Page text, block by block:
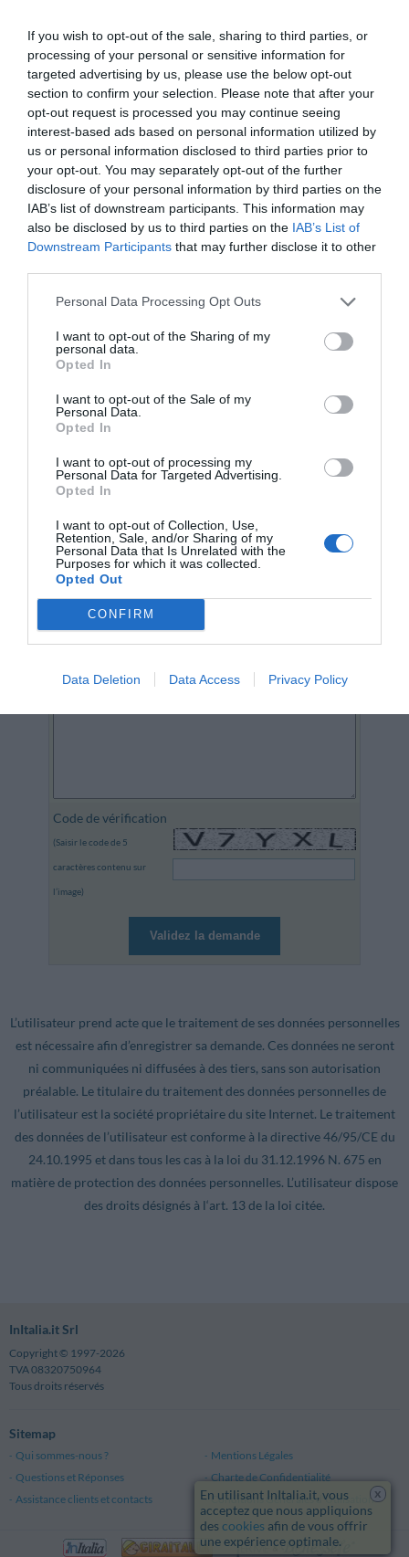
If you wish to opt-out of the sale, sharing to third parties, or
processing of your personal or sensitive information for
targeted advertising by us, please use the below opt-out
section to confirm your selection. Please note that after your
opt-out request is processed you may continue seeing
interest-based ads based on personal information utilized by
us or personal information disclosed to third parties prior to
your opt-out. You may separately opt-out of the further
disclosure of your personal information by third parties on the
IAB’s list of downstream participants. This information may
also be disclosed by us to third parties on the IAB’s List of
Downstream Participants that may further disclose it to other
Personal Data Processing Opt Outs
I want to opt-out of the Sharing of my
personal data.
Opted In
I want to opt-out of the Sale of my
Personal Data.
Opted In
I want to opt-out of processing my
Personal Data for Targeted Advertising.
Opted In
I want to opt-out of Collection, Use,
Retention, Sale, and/or Sharing of my
Personal Data that Is Unrelated with the
Purposes for which it was collected.
Opted Out
CONFIRM
Data Deletion Data Access Privacy Policy
correspondants.
Pour obtenir des informations et pour réserver, remplir le formulaire
suivant afin de recevoir un devis, qui corresponde à vos exigences.
Nom société
Prénom
Nom
Téléphone bureau
Fax bureau
(facultatif)
Ville évènementiels
Durée
évènementiels
(Nombre de jours)
Nombre de
participants
Informations plus spécifiques sur votre demande
Code de vérification
(Saisir le code de 5
caractères contenu sur
l’image)
Validez la demande
L’utilisateur prend acte que le traitement de ses données personnelles
est nécessaire afin d’enregistrer sa demande. Ces données ne seront
ni communiquées ni diffusées à des tiers, sans son autorisation
préalable. Le titulaire du traitement des données personnelles de
l’utilisateur est la société propriétaire du site Internet. Le traitement
des données de l’utilisateur est conforme à la directive 46/95/CE du
24.10.1995 et dans tous les cas à la loi du 31.12.1996 N. 675 en
matière de protection des données personnelles. L’utilisateur dispose
des droits désignés à l‘art. 13 de la loi citée.
InItalia.it Srl
Copyright © 1997-2026
TVA 08320750964
Tous droits réservés
Sitemap
Qui sommes-nous ?
Mentions Légales
Questions et Réponses
Charte de Confidentialité
Assistance clients et contacts
Conditions Générales d'Utilisationx
En utilisant InItalia.it, vous
acceptez que nous appliquions
descookies afin de vous offrir
une expérience optimale.